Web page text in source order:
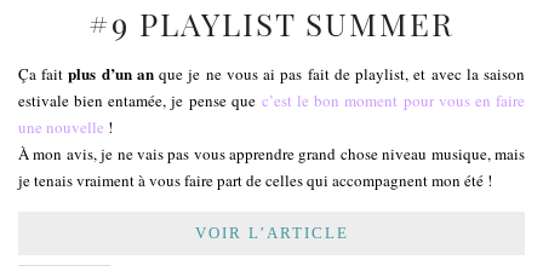
#9 PLAYLIST SUMMER
Ça faitplus d’un anque je ne vous ai pas fait de playlist, et avec la saison
estivale bien entamée, je pense que c’est le bon moment pour vous en faire
une nouvelle !
À mon avis, je ne vais pas vous apprendre grand chose niveau musique, mais
je tenais vraiment à vous faire part de celles qui accompagnent mon été !
VOIR L’ARTICLE